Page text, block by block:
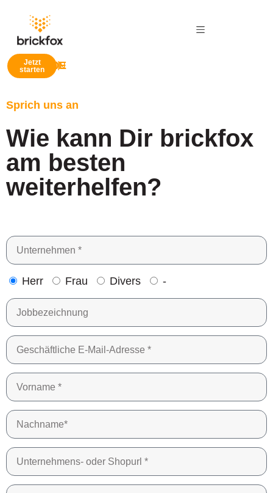
Jetzt
starten
DE
|
EN
Sprich uns an
Wie kann Dir brickfox
am besten
weiterhelfen?
Herr Frau Divers -